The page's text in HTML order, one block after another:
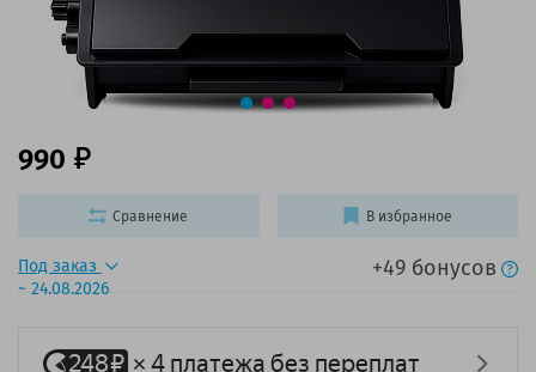
Под заказ
~ 24.08.2026
+49 бонусов
990
Сравнение В избранное